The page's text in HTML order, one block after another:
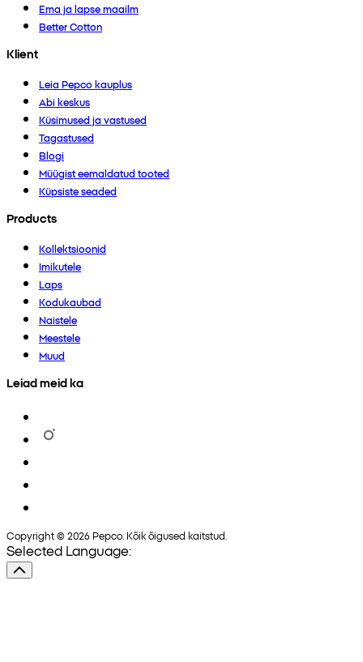
Ema ja lapse maailm
Better Cotton
Klient
Leia Pepco kauplus
Abi keskus
Küsimused ja vastused
Tagastused
Blogi
Müügist eemaldatud tooted
Küpsiste seaded
Products
Kollektsioonid
Imikutele
Laps
Kodukaubad
Naistele
Meestele
Muud
Leiad meid ka
Copyright © 2026 Pepco. Kõik õigused kaitstud.
Selected Language: